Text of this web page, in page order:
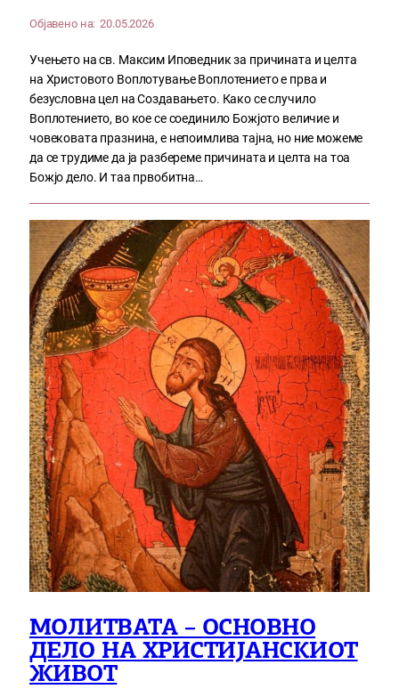
Објавено на: 20.05.2026
Учењето на св. Максим Иповедник за причината и целта
на Христовото Воплотување Воплотението е прва и
безусловна цел на Создавањето. Како се случило
Воплотението, во кое се соединило Божјото величие и
човековата празнина, е непоимлива тајна, но ние можеме
да се трудиме да ја разбереме причината и целта на тоа
Божјо дело. И таа првобитна…
МОЛИТВАТА – ОСНОВНО
ДЕЛО НА ХРИСТИЈАНСКИОТ
ЖИВОТ